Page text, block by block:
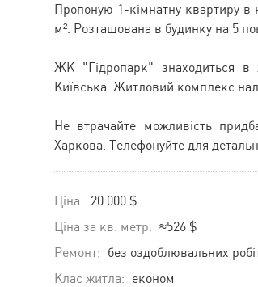
Пропоную 1-кімнатну квартиру
м². Розташована в будинку на 5
ЖК "Гідропарк" знаходиться в
Київська. Житловий комплекс
Не втрачайте можливість
Харкова. Телефонуйте для
Ціна: 20 000 $
Ціна за кв. метр: ≈526 $
Ремонт: без оздоблювальних
Клас житла: економ